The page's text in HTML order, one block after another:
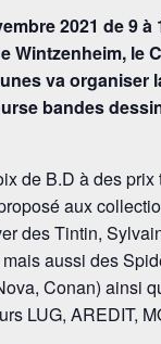
2021 de 9 à
Wintzenheim, le
va organiser
bandes
de B.D à des prix
aux
des Tintin,
aussi des
Conan) ainsi
LUG, AREDIT,